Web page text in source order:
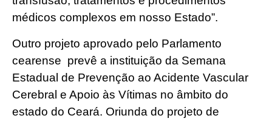
médicos complexos em nosso Estado”.
Outro projeto aprovado pelo Parlamento
cearense prevê a instituição da Semana
Estadual de Prevenção ao Acidente Vascular
Cerebral e Apoio às Vítimas no âmbito do
estado do Ceará. Oriunda do projeto de